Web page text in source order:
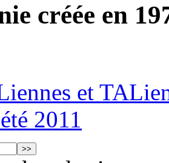
créée en
et
2011